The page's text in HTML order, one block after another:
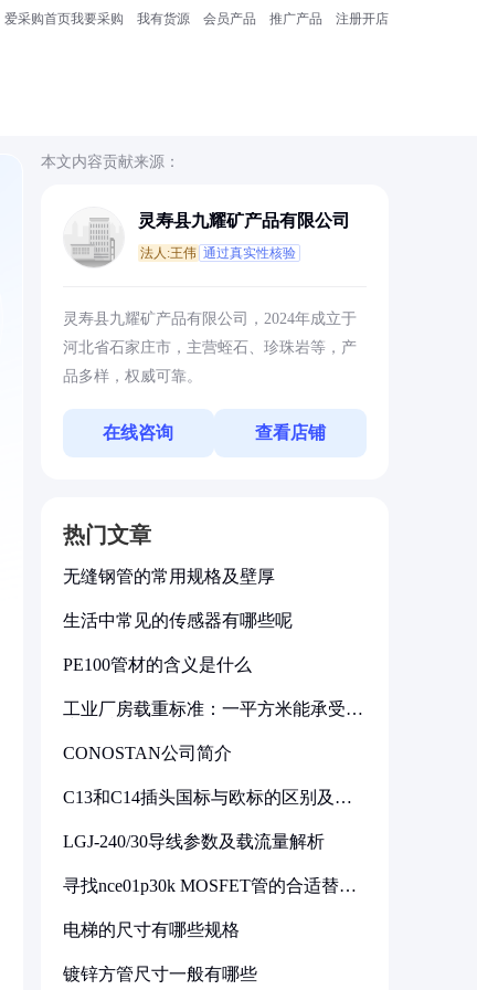
爱采购首页我要采购 我有货源 会员产品 推广产品 注册开店
本文内容贡献来源：
灵寿县九耀矿产品有限公司
法人:王伟 通过真实性核验
灵寿县九耀矿产品有限公司，2024年成立于
河北省石家庄市，主营蛭石、珍珠岩等，产
品多样，权威可靠。
在线咨询 查看店铺
热门文章
无缝钢管的常用规格及壁厚
生活中常见的传感器有哪些呢
PE100管材的含义是什么
工业厂房载重标准：一平方米能承受多
CONOSTAN公司简介
C13和C14插头国标与欧标的区别及其
LGJ-240/30导线参数及载流量解析
寻找nce01p30k MOSFET管的合适替代
电梯的尺寸有哪些规格
镀锌方管尺寸一般有哪些